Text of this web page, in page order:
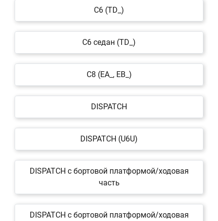
C6 (TD_)
C6 седан (TD_)
C8 (EA_, EB_)
DISPATCH
DISPATCH (U6U)
DISPATCH c бортовой платформой/ходовая
часть
DISPATCH c бортовой платформой/ходовая